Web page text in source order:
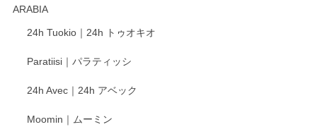
がとうございます。 同じシリーズの器を揃えて
います。 温かいお言葉をいただき、ありがとう
いたします。
ARABIA
24h Tuokio｜24h トゥオキオ
Paratiisi｜パラティッシ
24h Avec｜24h アベック
Moomin｜ムーミン